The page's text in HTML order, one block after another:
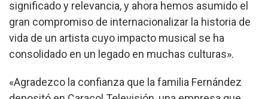
significado y relevancia, y ahora hemos asumido el
gran compromiso de internacionalizar la historia de
vida de un artista cuyo impacto musical se ha
consolidado en un legado en muchas culturas».
«Agradezco la confianza que la familia Fernández